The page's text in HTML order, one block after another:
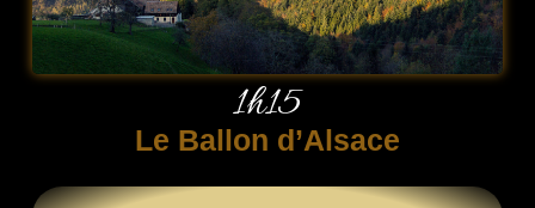
1h15
Le Ballon d’Alsace